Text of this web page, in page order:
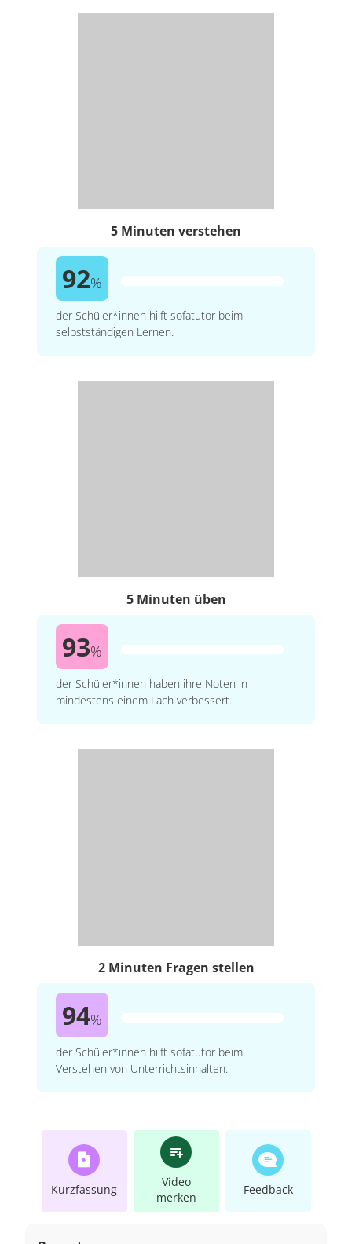
5 Minuten verstehen
92%
der Schüler*innen hilft sofatutor beim
selbstständigen Lernen.
5 Minuten üben
93%
der Schüler*innen haben ihre Noten in
mindestens einem Fach verbessert.
2 Minuten Fragen stellen
94%
der Schüler*innen hilft sofatutor beim
Verstehen von Unterrichtsinhalten.
Kurzfassung
Video
merken
Feedback